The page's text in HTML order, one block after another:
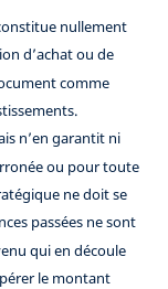
nullement
d’achat ou de
comme
n’en garantit ni
ou pour toute
ne doit se
passées ne sont
qui en découle
le montant